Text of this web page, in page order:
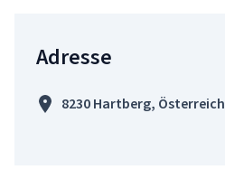
Adresse
8230 Hartberg, Österreich